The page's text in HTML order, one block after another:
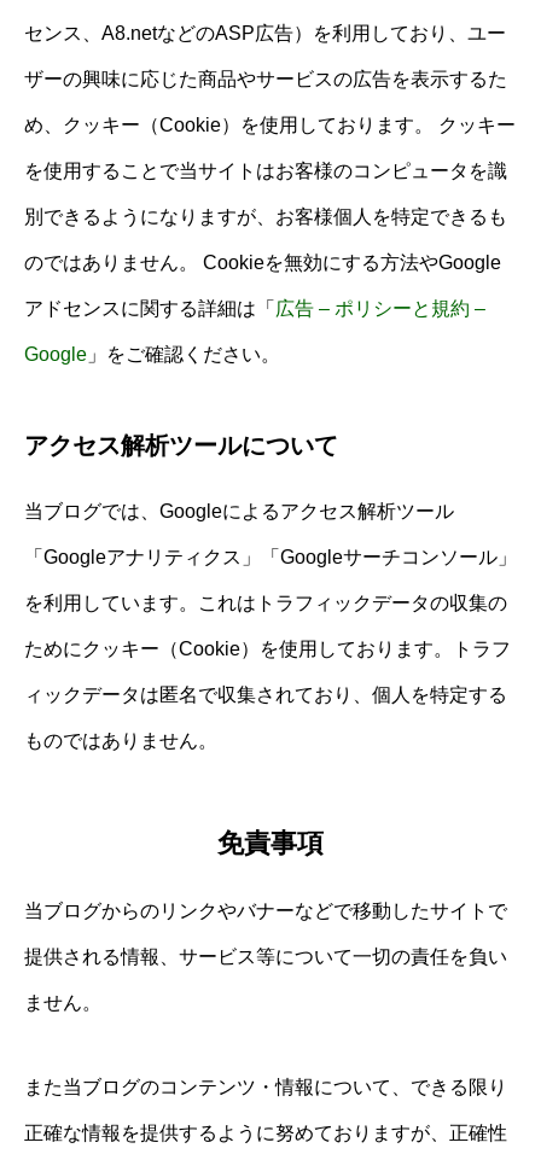
センス、A8.netなどのASP広告）を利用しており、ユー
ザーの興味に応じた商品やサービスの広告を表示するた
め、クッキー（Cookie）を使用しております。 クッキー
を使用することで当サイトはお客様のコンピュータを識
別できるようになりますが、お客様個人を特定できるも
のではありません。 Cookieを無効にする方法やGoogle
アドセンスに関する詳細は「 広告 – ポリシーと規約 –
Google 」をご確認ください。
アクセス解析ツールについて
当ブログでは、Googleによるアクセス解析ツール
「Googleアナリティクス」「Googleサーチコンソール」
を利用しています。これはトラフィックデータの収集の
ためにクッキー（Cookie）を使用しております。トラフ
ィックデータは匿名で収集されており、個人を特定する
ものではありません。
免責事項
当ブログからのリンクやバナーなどで移動したサイトで
提供される情報、サービス等について一切の責任を負い
ません。
また当ブログのコンテンツ・情報について、できる限り
正確な情報を提供するように努めておりますが、正確性